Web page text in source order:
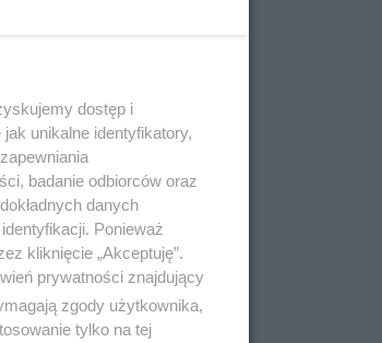
dostęp i
unikalne identyfikatory,
badanie odbiorców oraz
danych
Ponieważ
kliknięcie „Akceptuję”.
prywatności znajdujący
zgody użytkownika,
tylko na tej